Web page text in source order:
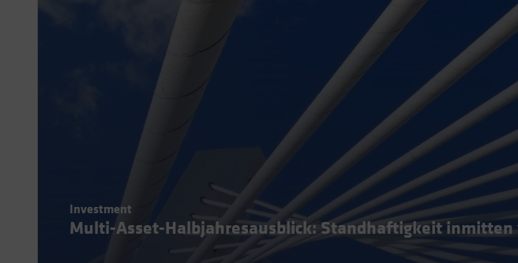
Investment
Multi-Asset-Halbjahresausblick: Standhaftigkeit inmitten